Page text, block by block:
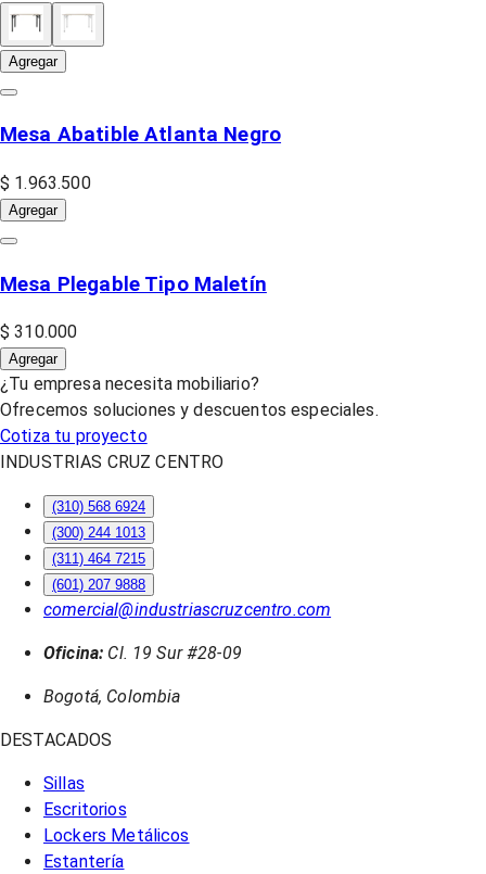
Agregar
Mesa Abatible Atlanta Negro
$ 1.963.500
Agregar
Mesa Plegable Tipo Maletín
$ 310.000
Agregar
¿Tu empresa necesita mobiliario?
Ofrecemos soluciones y descuentos especiales.
Cotiza tu proyecto
INDUSTRIAS CRUZ CENTRO
(310) 568 6924
(300) 244 1013
(311) 464 7215
(601) 207 9888
comercial@industriascruzcentro.com
Oficina: Cl. 19 Sur #28-09
Bogotá, Colombia
DESTACADOS
Sillas
Escritorios
Lockers Metálicos
Estantería